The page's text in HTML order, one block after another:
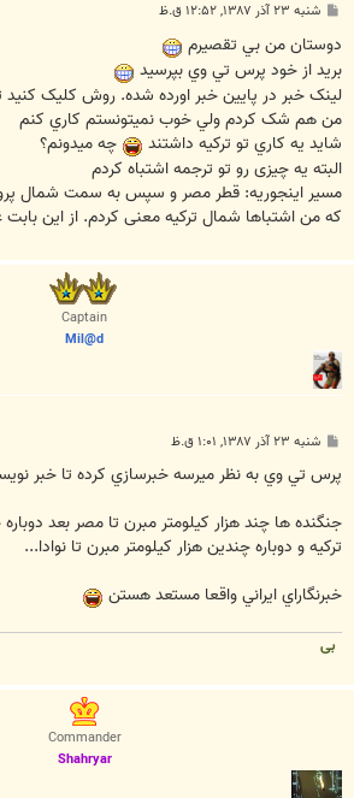
پ
ت
شنبه ۲۳ آذر ۱۳۸۷, ۱۲:۵۲ ق.ظ
دوستان من بي تقصيرم
بريد از خود پرس تي وي بپرسيد
لينک خبر در پايين خبر اورده شده. روش کليک کنيد
من هم شک کردم ولي خوب نميتونستم کاري کنم
شايد يه کاري تو ترکيه داشتند
چه ميدونم؟
البته یه چیزی رو تو ترجمه اشتباه کردم
مسیر اینجوریه: قطر مصر و سپس به سمت شمال پرواز
که من اشتباها شمال ترکیه معنی کردم. از این بابت
Captain
Mil@d
پ
ت
شنبه ۲۳ آذر ۱۳۸۷, ۱:۰۱ ق.ظ
پرس تي وي به نظر ميرسه خبرسازي کرده تا خبر
جنگنده ها چند هزار کيلومتر مبرن تا مصر بعد دوباره
ترکيه و دوباره چندين هزار کيلومتر مبرن تا نوادا...
خبرنگاراي ايراني واقعا مستعد هستن
بی
Commander
Shahryar